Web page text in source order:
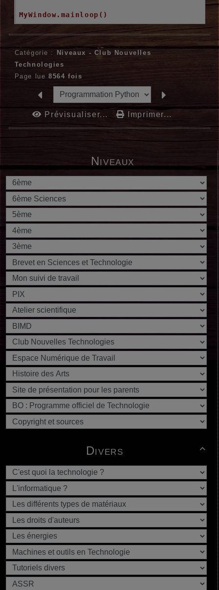
Niveaux

Divers
MyWindow.mainloop()
Catégorie : Niveaux - Club Nouvelles
Technologies
Page lue 8564 fois
Prévisualiser... Imprimer...